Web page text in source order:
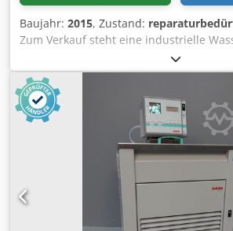
Baujahr: 2015, Zustand:
Zum Verkauf steht eine industrielle
Wärmepumpe der Marke CTA, Modell
mit einer Leistung von 77 kW.
kW Baujahr: 2015 Herkunft: Schweiz
beiden Kompressoren muss ersetzt
den passenden Ersatzkompressor (neu
Typ: Copeland Scroll ZP137KCE-TFD-455
Akzskr Kältemittel: R410A Spannung:
Interesse oder Fragen stehen wir Ihnen
Verfügung.